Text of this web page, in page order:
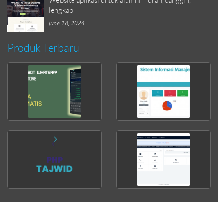
lengkap
June 18, 2024
Produk Terbaru